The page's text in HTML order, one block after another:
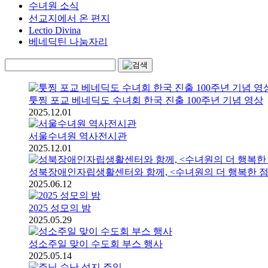
수녀원 소식
선교지에서 온 편지
Lectio Divina
베네딕틴 나눔자리
툿찡 포교 베네딕도 수녀회 한국 진출 100주년 기념 영상
2025.12.01
서울수녀원 역사전시관
2025.12.01
성북장애인자립생활센터와 함께, <수녀원의 더 행복한
2025.06.12
2025 성모의 밤
2025.05.29
성소주일 맞이 수도회 부스 행사
2025.05.14